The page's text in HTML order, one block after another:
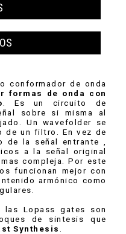
conformador de onda
formas de onda con
. Es un circuito de
sobre si misma al
Un wavefolder se
de un filtro. En vez de
de la señal entrante ,
a la señal original
compleja. Por este
funcionan mejor con
armónico como
las Lopass gates son
de sintesis que
Synthesis